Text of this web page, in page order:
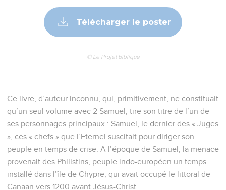
Télécharger le poster
© Le Projet Biblique
Ce livre, d’auteur inconnu, qui, primitivement, ne constituait
qu’un seul volume avec 2 Samuel, tire son titre de l’un de
ses personnages principaux : Samuel, le dernier des « Juges
», ces « chefs » que l’Eternel suscitait pour diriger son
peuple en temps de crise. A l’époque de Samuel, la menace
provenait des Philistins, peuple indo-européen un temps
installé dans l’île de Chypre, qui avait occupé le littoral de
Canaan vers 1200 avant Jésus-Christ.